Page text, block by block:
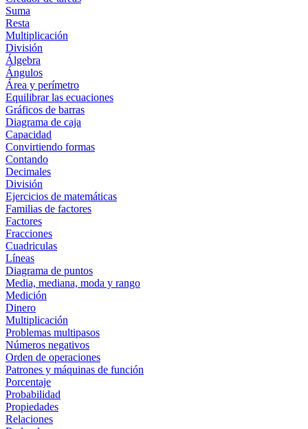
Suma
Resta
Multiplicación
División
Álgebra
Ángulos
Área y perímetro
Equilibrar las ecuaciones
Gráficos de barras
Diagrama de caja
Capacidad
Convirtiendo formas
Contando
Decimales
División
Ejercicios de matemáticas
Familias de factores
Factores
Fracciones
Cuadriculas
Líneas
Diagrama de puntos
Media, mediana, moda y rango
Medición
Dinero
Multiplicación
Problemas multipasos
Números negativos
Orden de operaciones
Patrones y máquinas de función
Porcentaje
Probabilidad
Propiedades
Relaciones